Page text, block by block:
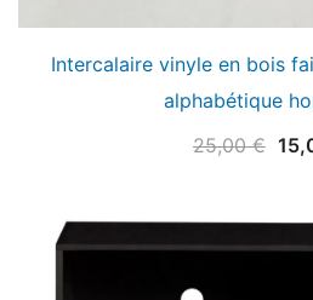
Intercalaire vinyle en bois
alphabétique
25,00€ Le